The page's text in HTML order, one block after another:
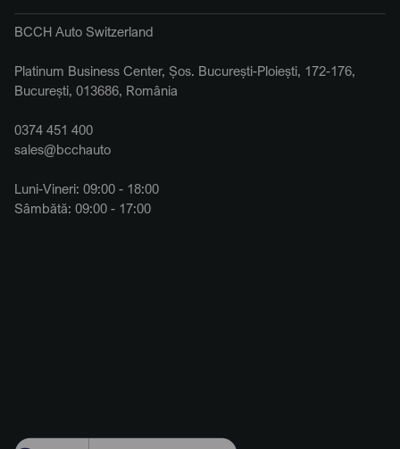
BCCH Auto Switzerland
Platinum Business Center, Șos. București-Ploiești, 172-176,
București, 013686, România
0374 451 400
sales@bcchauto
Luni-Vineri: 09:00 - 18:00
Sâmbătă: 09:00 - 17:00